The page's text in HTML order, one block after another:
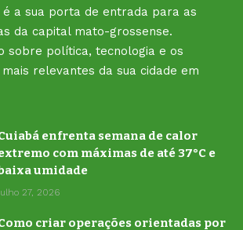
é a sua porta de entrada para as
da capital mato-grossense.
sobre política, tecnologia e os
relevantes da sua cidade em
enfrenta semana de calor
com máximas de até 37°C e
umidade
27, 2026
criar operações orientadas por